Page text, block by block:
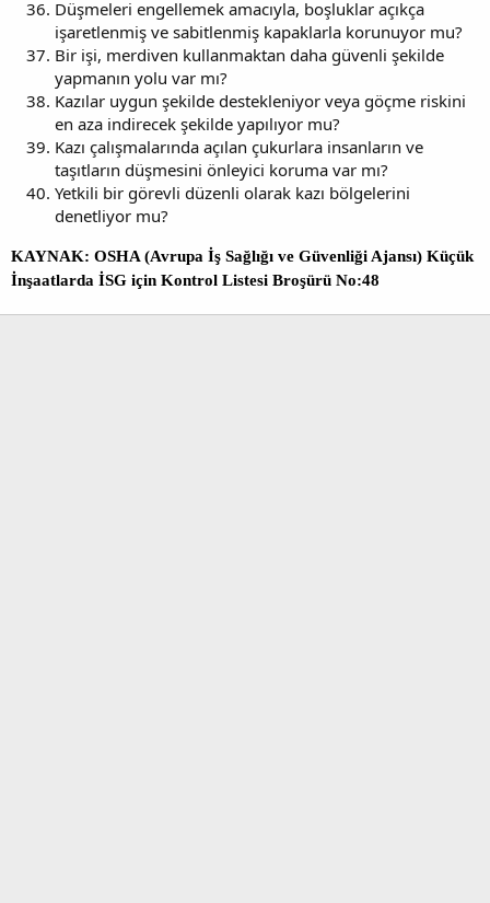
Düşmeleri engellemek amacıyla, boşluklar açıkça
işaretlenmiş ve sabitlenmiş kapaklarla korunuyor mu?
Bir işi, merdiven kullanmaktan daha güvenli şekilde
yapmanın yolu var mı?
Kazılar uygun şekilde destekleniyor veya göçme riskini
en aza indirecek şekilde yapılıyor mu?
Kazı çalışmalarında açılan çukurlara insanların ve
taşıtların düşmesini önleyici koruma var mı?
Yetkili bir görevli düzenli olarak kazı bölgelerini
denetliyor mu?
KAYNAK: OSHA (Avrupa İş Sağlığı ve Güvenliği Ajansı) Küçük
İnşaatlarda İSG için Kontrol Listesi Broşürü No:48